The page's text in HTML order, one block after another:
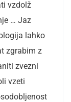
vzdolž
… Jaz
lahko
zgrabim z
zvezni
vzeti